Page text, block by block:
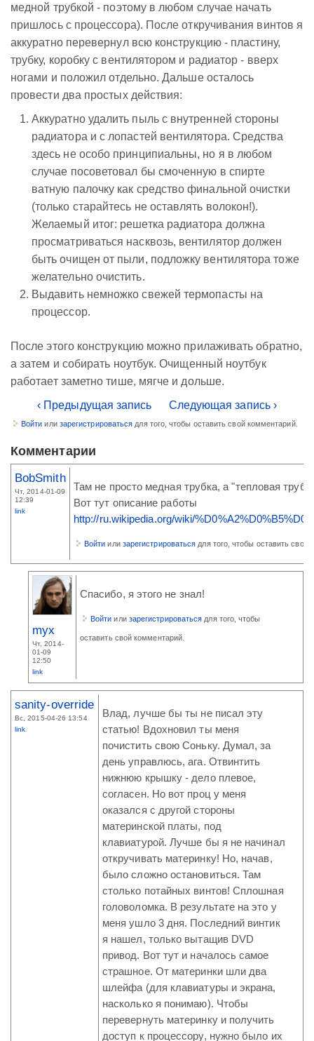
медной трубкой - поэтому в любом случае начать
пришлось с процессора). После откручивания винтов я
аккуратно перевернул всю конструкцию - пластину,
трубку, коробку с вентилятором и радиатор - вверх
ногами и положил отдельно. Дальше осталось
провести два простых действия:
Аккуратно удалить пыль с внутренней стороны
радиатора и с лопастей вентилятора. Средства
здесь не особо принципиальны, но я в любом
случае посоветовал бы смоченную в спирте
ватную палочку как средство финальной очистки
(только старайтесь не оставлять волокон!).
Желаемый итог: решетка радиатора должна
просматриваться насквозь, вентилятор должен
быть очищен от пыли, подложку вентилятора тоже
желательно очистить.
Выдавить немножко свежей термопасты на
процессор.
После этого конструкцию можно прилаживать обратно,
а затем и собирать ноутбук. Очищенный ноутбук
работает заметно тише, мягче и дольше.
‹ Предыдущая запись
Следующая запись ›
Войти или зарегистрироваться для того, чтобы оставить свой комментарий.
Комментарии
BobSmith
Чт, 2014-01-09
12:39
link
Там не просто медная трубка, а "тепловая
Вот тут описание работы
http://ru.wikipedia.org/wiki/
Войти или зарегистрироваться для того, чтобы оставить свой
myx
Чт, 2014-
01-09
12:50
link
Спасибо, я этого не знал!
Войти или зарегистрироваться для того, чтобы
оставить свой комментарий.
sanity-override
Вс, 2015-04-26 13:54
link
Влад, лучше бы ты не писал эту
статью! Вдохновил ты меня
почистить свою Соньку. Думал, за
день управлюсь, ага. Отвинтить
нижнюю крышку - дело плевое,
согласен. Но вот проц у меня
оказался с другой стороны
материнской платы, под
клавиатурой. Лучше бы я не начинал
откручивать материнку! Но, начав,
было сложно остановиться. Там
столько потайных винтов! Сплошная
головоломка. В результате на это у
меня ушло 3 дня. Последний винтик
я нашел, только вытащив DVD
привод. Вот тут и началось самое
страшное. От материнки шли два
шлейфа (для клавиатуры и экрана,
насколько я понимаю). Чтобы
перевернуть материнку и получить
доступ к процессору, нужно было их